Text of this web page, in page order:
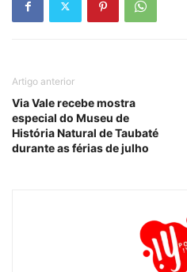
Artigo anterior
Via Vale recebe mostra
especial do Museu de
História Natural de Taubaté
durante as férias de julho